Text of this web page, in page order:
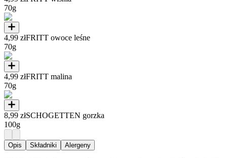
70g
4,99 złFRITT owoce leśne
70g
4,99 złFRITT malina
70g
8,99 złSCHOGETTEN gorzka
100g
Opis Składniki Alergeny